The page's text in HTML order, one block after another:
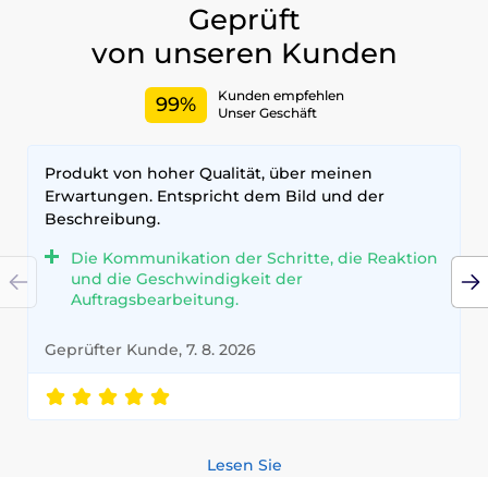
Geprüft
von unseren Kunden
99%
Kunden empfehlen
Unser Geschäft
Produkt von hoher Qualität, über meinen
Erwartungen. Entspricht dem Bild und der
Beschreibung.
Die Kommunikation der Schritte, die Reaktion
und die Geschwindigkeit der
Auftragsbearbeitung.
Geprüfter Kunde, 7. 8. 2026
Lesen Sie